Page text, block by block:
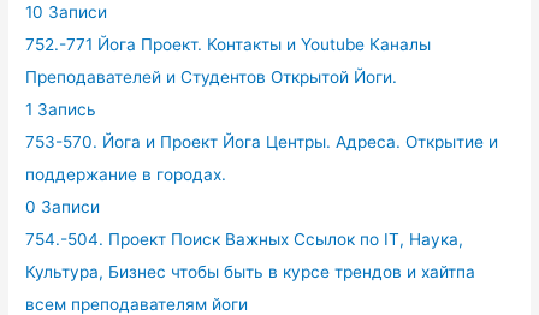
10 Записи
752.-771 Йога Проект. Контакты и Youtube Каналы
Преподавателей и Студентов Открытой Йоги.
1 Запись
753-570. Йога и Проект Йога Центры. Адреса. Открытие и
поддержание в городах.
0 Записи
754.-504. Проект Поиск Важных Ссылок по IT, Наука,
Культура, Бизнес чтобы быть в курсе трендов и хайтпа
всем преподавателям йоги